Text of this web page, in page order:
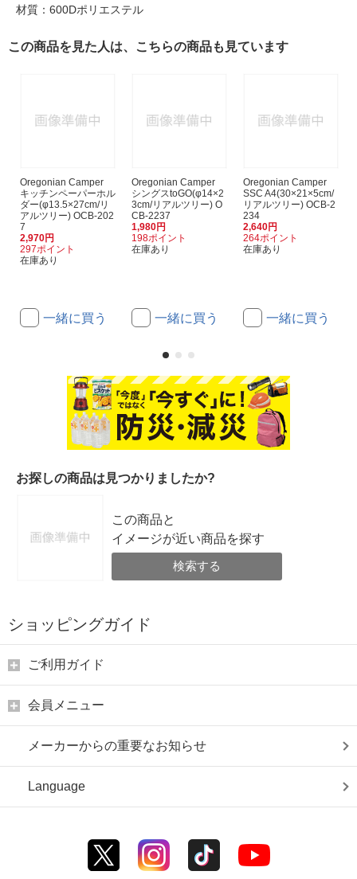
材質：600Dポリエステル
この商品を見た人は、こちらの商品も見ています
Oregonian Camper
キッチンペーパーホル
ダー(φ13.5×27cm/リ
アルツリー) OCB-202
7
2,970円
297ポイント
在庫あり
一緒に買う
Oregonian Camper
シングスtoGO(φ14×2
3cm/リアルツリー) O
CB-2237
1,980円
198ポイント
在庫あり
一緒に買う
Oregonian Camper
SSC A4(30×21×5cm/
リアルツリー) OCB-2
234
2,640円
264ポイント
在庫あり
一緒に買う
お探しの商品は見つかりましたか?
この商品と
イメージが近い商品を探す
検索する
ショッピングガイド
ご利用ガイド
会員メニュー
メーカーからの重要なお知らせ
Language